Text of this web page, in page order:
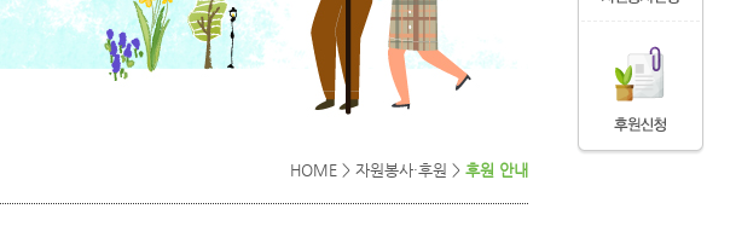
HOME > 자원봉사·후원 > 후원 안내